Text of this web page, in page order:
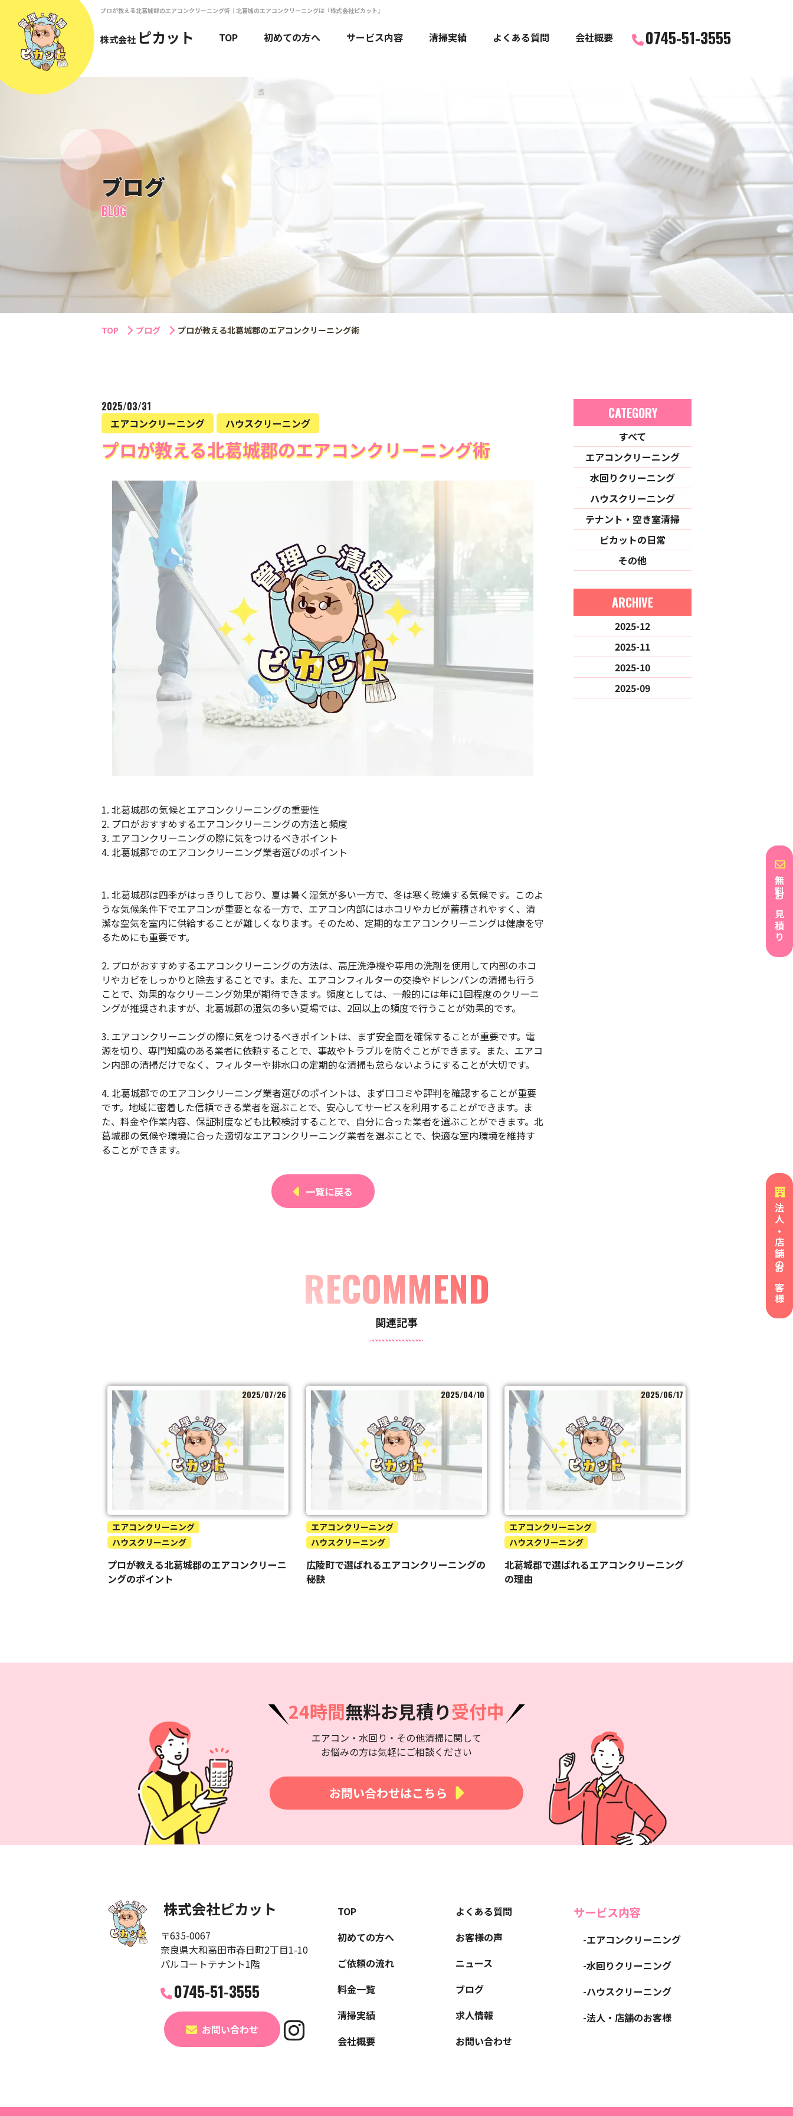
プロが教える北葛城郡のエアコンクリーニング術｜北葛城のエアコンクリーニングは『株式会社ピカット』
株式会社 ピカット TOP 初めての方へ サービス内容 清掃実績 よくある質問 会社概要 0745-51-3555
無料お見積り
法人・店舗のお客様
ブログ
BLOG
TOP ブログ プロが教える北葛城郡のエアコンクリーニング術
2025/03/31
エアコンクリーニング
ハウスクリーニング
プロが教える北葛城郡のエアコンクリーニング術
1. 北葛城郡の気候とエアコンクリーニングの重要性
2. プロがおすすめするエアコンクリーニングの方法と頻度
3. エアコンクリーニングの際に気をつけるべきポイント
4. 北葛城郡でのエアコンクリーニング業者選びのポイント
1. 北葛城郡は四季がはっきりしており、夏は暑く湿気が多い一方で、冬は寒く乾燥する気候です。このよ
うな気候条件下でエアコンが重要となる一方で、エアコン内部にはホコリやカビが蓄積されやすく、清
潔な空気を室内に供給することが難しくなります。そのため、定期的なエアコンクリーニングは健康を守
るためにも重要です。
2. プロがおすすめするエアコンクリーニングの方法は、高圧洗浄機や専用の洗剤を使用して内部のホコ
リやカビをしっかりと除去することです。また、エアコンフィルターの交換やドレンパンの清掃も行う
ことで、効果的なクリーニング効果が期待できます。頻度としては、一般的には年に1回程度のクリーニ
ングが推奨されますが、北葛城郡の湿気の多い夏場では、2回以上の頻度で行うことが効果的です。
3. エアコンクリーニングの際に気をつけるべきポイントは、まず安全面を確保することが重要です。電
源を切り、専門知識のある業者に依頼することで、事故やトラブルを防ぐことができます。また、エアコ
ン内部の清掃だけでなく、フィルターや排水口の定期的な清掃も怠らないようにすることが大切です。
4. 北葛城郡でのエアコンクリーニング業者選びのポイントは、まず口コミや評判を確認することが重要
です。地域に密着した信頼できる業者を選ぶことで、安心してサービスを利用することができます。ま
た、料金や作業内容、保証制度なども比較検討することで、自分に合った業者を選ぶことができます。北
葛城郡の気候や環境に合った適切なエアコンクリーニング業者を選ぶことで、快適な室内環境を維持す
ることができます。
一覧に戻る
CATEGORY
すべて
エアコンクリーニング
水回りクリーニング
ハウスクリーニング
テナント・空き室清掃
ピカットの日常
その他
ARCHIVE
2025-12
2025-11
2025-10
2025-09
RECOMMEND
関連記事
2025/07/26
エアコンクリーニング
ハウスクリーニング
プロが教える北葛城郡のエアコンクリーニ
ングのポイント
2025/04/10
エアコンクリーニング
ハウスクリーニング
広陵町で選ばれるエアコンクリーニングの
秘訣
2025/06/17
エアコンクリーニング
ハウスクリーニング
北葛城郡で選ばれるエアコンクリーニング
の理由
24時間無料お見積り受付中
エアコン・水回り・その他清掃に関して
お悩みの方は気軽にご相談ください
お問い合わせはこちら
株式会社ピカット
〒635-0067
奈良県大和高田市春日町2丁目1-10
パルコートテナント1階
0745-51-3555
お問い合わせ
TOP
初めての方へ
ご依頼の流れ
料金一覧
清掃実績
会社概要
よくある質問
お客様の声
ニュース
ブログ
求人情報
お問い合わせ
サービス内容
-エアコンクリーニング
-水回りクリーニング
-ハウスクリーニング
-法人・店舗のお客様